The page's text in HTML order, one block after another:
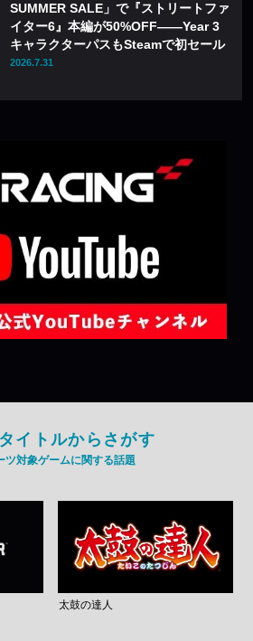
SUMMER SALE」で『ストリートファ
イター6』本編が50%OFF——Year 3
キャラクターパスもSteamで初セール
2026.7.31
イトルからさがす
ツ対象ゲームに関する話題
太鼓の達人